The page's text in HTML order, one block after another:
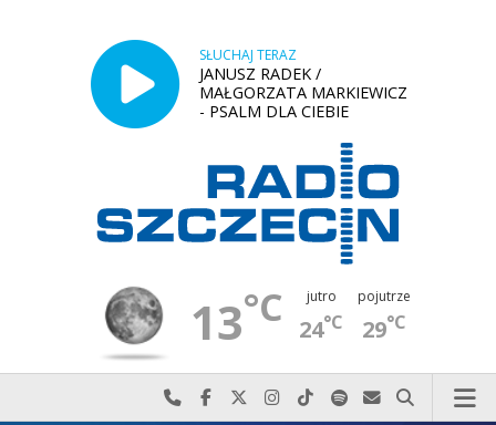
SŁUCHAJ TERAZ
JANUSZ RADEK /
MAŁGORZATA MARKIEWICZ
- PSALM DLA CIEBIE
13°C jutro
24°C
pojutrze
29°C
Najlepiej po prostu do nas zadzwoń
Odwiedź nas na Facebook-u
Odwiedź nas na X
Odwiedź nas na Instagram-ie
Odwiedź nas na TikTok-u
Szukaj nas na Spotify
Wyślij do nas
Szukaj